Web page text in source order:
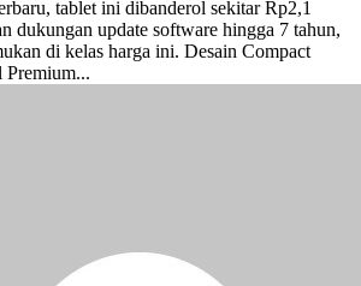
tablet ini dibanderol sekitar Rp2,1
dukungan update software hingga 7 tahun,
di kelas harga ini. Desain Compact
Premium...